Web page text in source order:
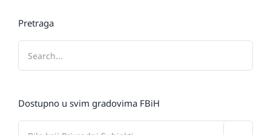
Pretraga
Dostupno u svim gradovima FBiH